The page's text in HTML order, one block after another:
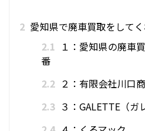
2 愛知県で廃車買取をして
2.1 １：愛知県の廃車
番
2.2 ２：有限会社川口
2.3 ３：GALETTE（ガ